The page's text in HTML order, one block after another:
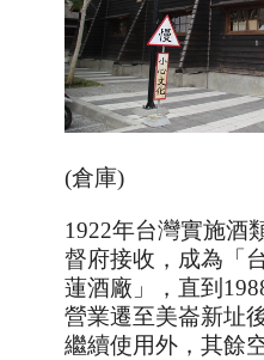
(倉庫)
1922年台灣實施酒
督府接收，成為「
蓮酒廠」，直到
營業遷至美崙新址
繼續使用外，其餘